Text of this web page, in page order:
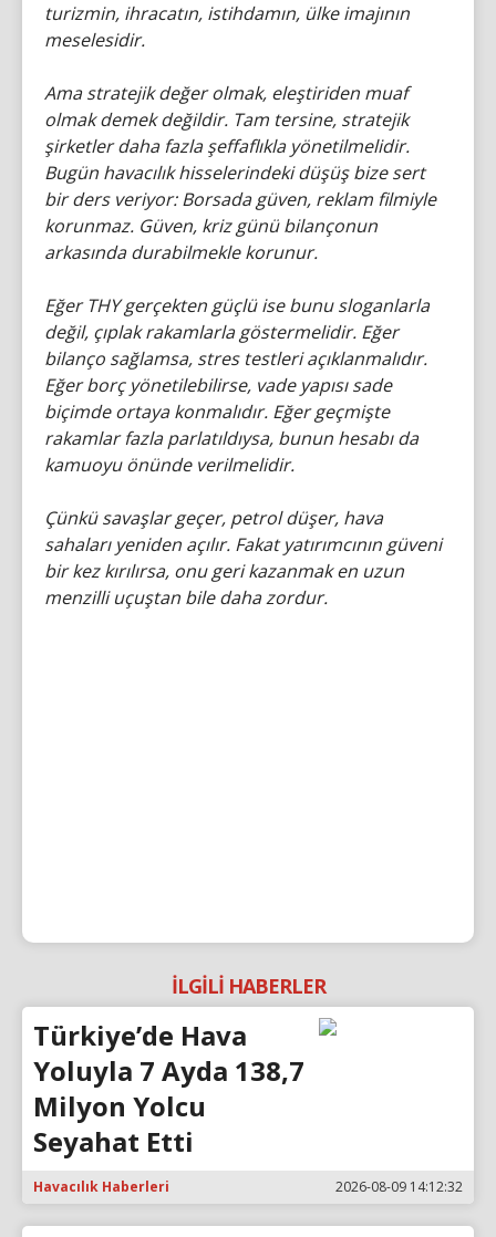
turizmin, ihracatın, istihdamın, ülke imajının
meselesidir.
Ama stratejik değer olmak, eleştiriden muaf
olmak demek değildir. Tam tersine, stratejik
şirketler daha fazla şeffaflıkla yönetilmelidir.
Bugün havacılık hisselerindeki düşüş bize sert
bir ders veriyor: Borsada güven, reklam filmiyle
korunmaz. Güven, kriz günü bilançonun
arkasında durabilmekle korunur.
Eğer THY gerçekten güçlü ise bunu sloganlarla
değil, çıplak rakamlarla göstermelidir. Eğer
bilanço sağlamsa, stres testleri açıklanmalıdır.
Eğer borç yönetilebilirse, vade yapısı sade
biçimde ortaya konmalıdır. Eğer geçmişte
rakamlar fazla parlatıldıysa, bunun hesabı da
kamuoyu önünde verilmelidir.
Çünkü savaşlar geçer, petrol düşer, hava
sahaları yeniden açılır. Fakat yatırımcının güveni
bir kez kırılırsa, onu geri kazanmak en uzun
menzilli uçuştan bile daha zordur.
İLGİLİ HABERLER
Türkiye’de Hava
Yoluyla 7 Ayda 138,7
Milyon Yolcu
Seyahat Etti
Havacılık Haberleri 2026-08-09 14:12:32